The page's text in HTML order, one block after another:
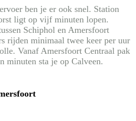
ben je er ook snel. Station
ligt op vijf minuten lopen.
Schiphol en Amersfoort
rijden minimaal twee keer per uur
Vanaf Amersfoort Centraal pak
minuten sta je op Calveen.